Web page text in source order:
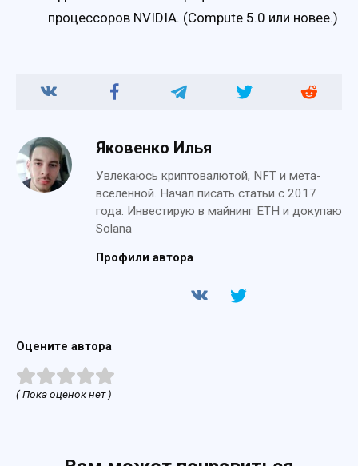
процессоров NVIDIA. (Compute 5.0 или новее.)
Яковенко Илья
Увлекаюсь криптовалютой, NFT и мета-
вселенной. Начал писать статьи с 2017
года. Инвестирую в майнинг ETH и докупаю
Solana
Профили автора
Оцените автора
( Пока оценок нет )